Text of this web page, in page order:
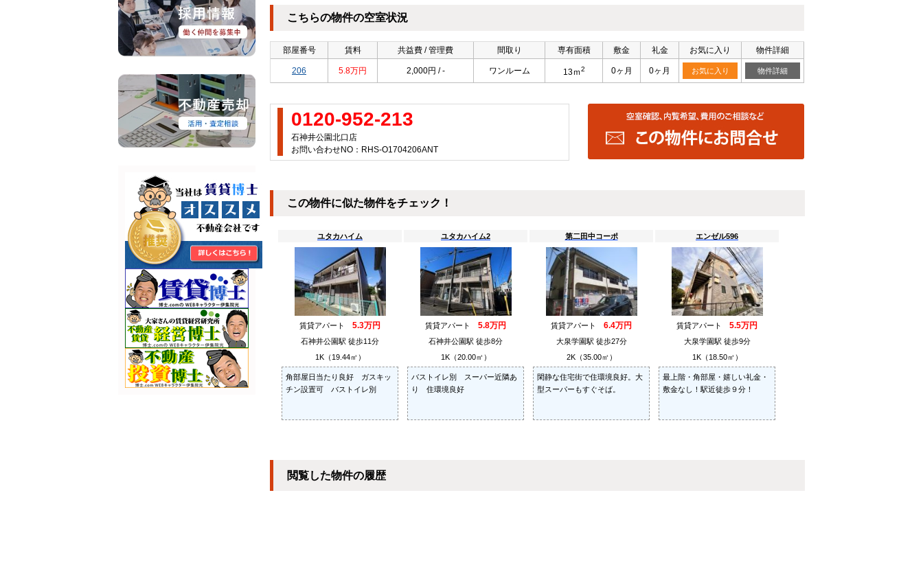
こちらの物件の空室状況
部屋番号 賃料 共益費 / 管理費 間取り 専有面積 敷金 礼金 お気に入り 物件詳細
206 5.8万円 2,000円 / - ワンルーム 13ｍ2 0ヶ月 0ヶ月 お気に入り 物件詳細
0120-952-213
石神井公園北口店
お問い合わせNO：RHS-O1704206ANT
この物件に似た物件をチェック！
ユタカハイム
賃貸アパート 5.3万円
石神井公園駅 徒歩11分
1K（19.44㎡）
角部屋日当たり良好 ガスキッ
チン設置可 バストイレ別
ユタカハイム2
賃貸アパート 5.8万円
石神井公園駅 徒歩8分
1K（20.00㎡）
バストイレ別 スーパー近隣あ
り 住環境良好
第二田中コーポ
賃貸アパート 6.4万円
大泉学園駅 徒歩27分
2K（35.00㎡）
閑静な住宅街で住環境良好。大
型スーパーもすぐそば。
エンゼル596
賃貸アパート 5.5万円
大泉学園駅 徒歩9分
1K（18.50㎡）
最上階・角部屋・嬉しい礼金・
敷金なし！駅近徒歩９分！
閲覧した物件の履歴